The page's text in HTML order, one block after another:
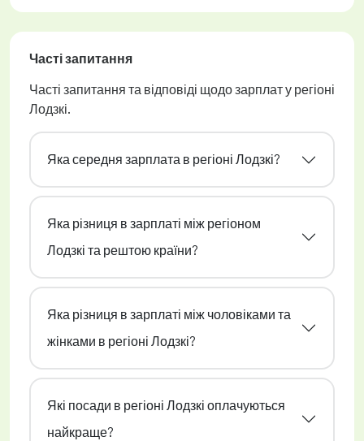
Часті запитання
Часті запитання та відповіді щодо зарплат у регіоні
Лодзкі.
Яка середня зарплата в регіоні Лодзкі?
Яка різниця в зарплаті між регіоном
Лодзкі та рештою країни?
Яка різниця в зарплаті між чоловіками та
жінками в регіоні Лодзкі?
Які посади в регіоні Лодзкі оплачуються
найкраще?